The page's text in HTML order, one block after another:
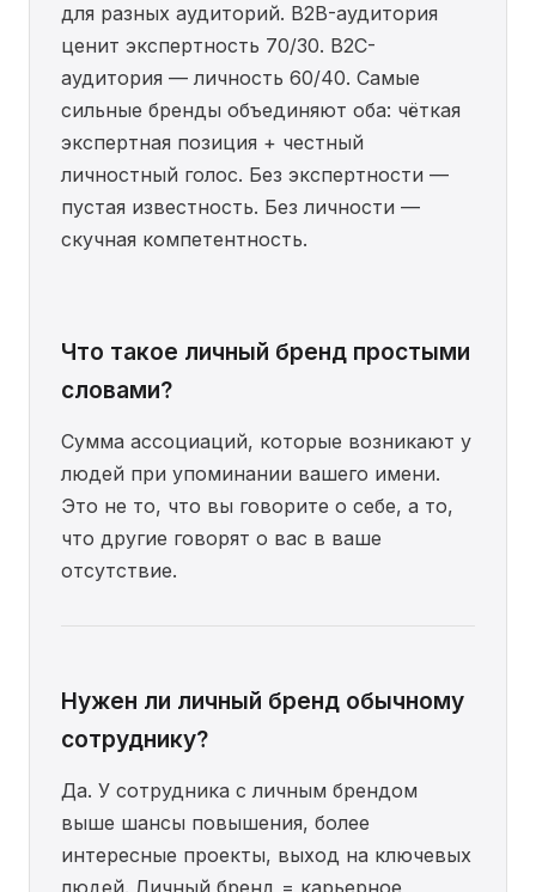
для разных аудиторий. B2B-аудитория
ценит экспертность 70/30. B2C-
аудитория — личность 60/40. Самые
сильные бренды объединяют оба: чёткая
экспертная позиция + честный
личностный голос. Без экспертности —
пустая известность. Без личности —
скучная компетентность.
Что такое личный бренд простыми
словами?
Сумма ассоциаций, которые возникают у
людей при упоминании вашего имени.
Это не то, что вы говорите о себе, а то,
что другие говорят о вас в ваше
отсутствие.
Нужен ли личный бренд обычному
сотруднику?
Да. У сотрудника с личным брендом
выше шансы повышения, более
интересные проекты, выход на ключевых
людей. Личный бренд = карьерное